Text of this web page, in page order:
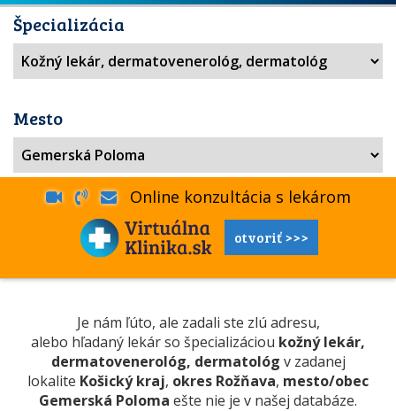
Špecializácia
Mesto
Online konzultácia s lekárom
otvoriť >>>
Je nám ľúto, ale zadali ste zlú adresu,
alebo hľadaný lekár so špecializáciou kožný lekár,
dermatovenerológ, dermatológ v zadanej
lokalite Košický kraj, okres Rožňava, mesto/obec
Gemerská Poloma ešte nie je v našej databáze.